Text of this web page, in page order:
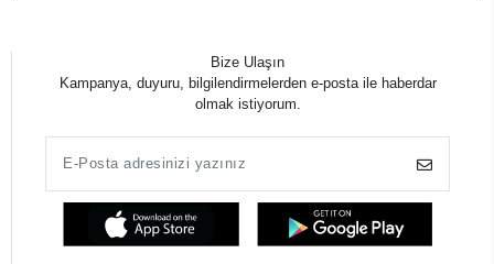
Bize Ulaşın
Kampanya, duyuru, bilgilendirmelerden e-posta ile haberdar
olmak istiyorum.